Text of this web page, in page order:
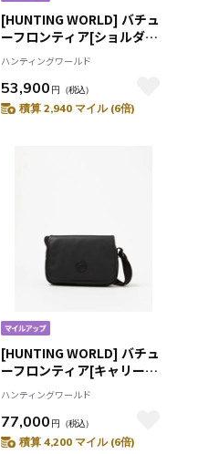
[HUNTING WORLD] バチュ
ーフロンティア[ショルダー
バッグM 2348BFR]グリーン
6109091355
ハンティングワールド
53,900 円 （税込）
積算 2,940 マイル (6倍)
[HUNTING WORLD] バチュ
ーフロンティア[キャリーオ
ールS 2351BFR]ブラック
6109092008
ハンティングワールド
77,000 円 （税込）
積算 4,200 マイル (6倍)